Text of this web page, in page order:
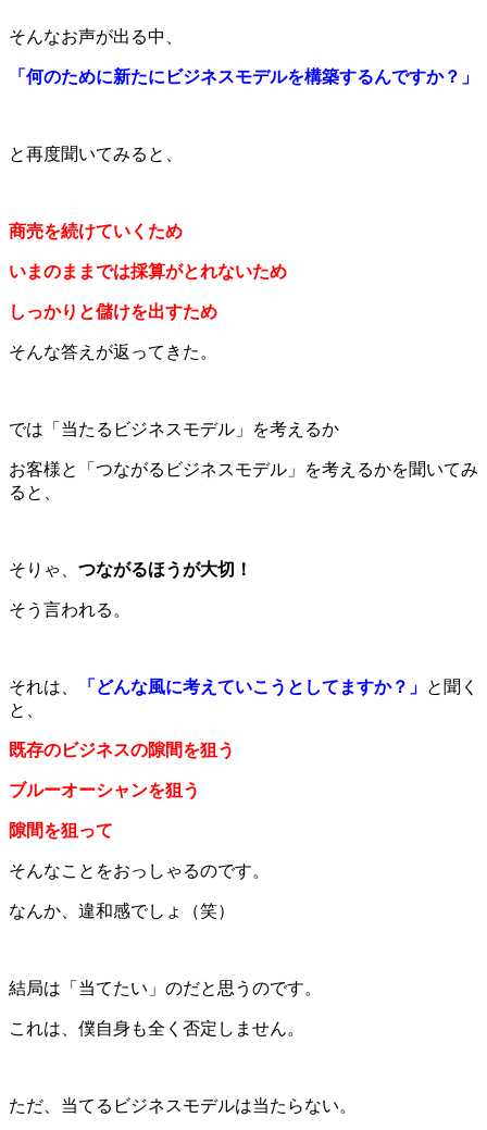
そんなお声が出る中、
「何のために新たにビジネスモデルを構築するんですか？」
と再度聞いてみると、
商売を続けていくため
いまのままでは採算がとれないため
しっかりと儲けを出すため
そんな答えが返ってきた。
では「当たるビジネスモデル」を考えるか
お客様と「つながるビジネスモデル」を考えるかを聞いてみ
ると、
そりゃ、 つながるほうが大切！
そう言われる。
それは、 「どんな風に考えていこうとしてますか？」 と聞く
と、
既存のビジネスの隙間を狙う
ブルーオーシャンを狙う
隙間を狙って
そんなことをおっしゃるのです。
なんか、違和感でしょ（笑）
結局は「当てたい」のだと思うのです。
これは、僕自身も全く否定しません。
ただ、当てるビジネスモデルは当たらない。